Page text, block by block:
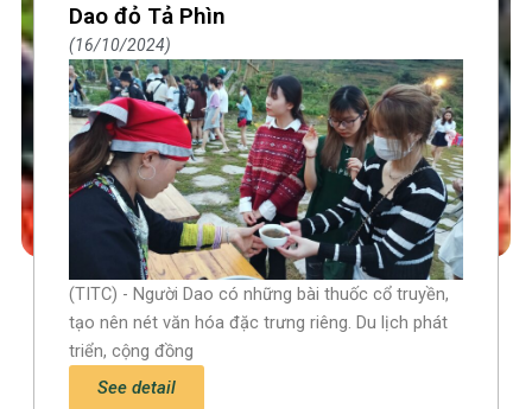
Dao đỏ Tả Phìn
16/10/2024
(TITC) - Người Dao có những bài thuốc cổ truyền,
tạo nên nét văn hóa đặc trưng riêng. Du lịch phát
triển, cộng đồng
See detail